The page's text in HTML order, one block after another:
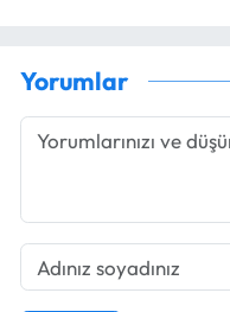
Yorumlar